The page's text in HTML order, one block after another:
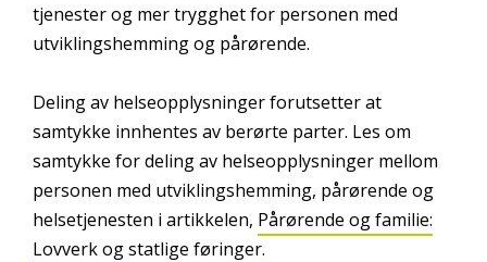
tjenester og mer trygghet for personen med
utviklingshemming og pårørende.
Deling av helseopplysninger forutsetter at
samtykke innhentes av berørte parter. Les om
samtykke for deling av helseopplysninger mellom
personen med utviklingshemming, pårørende og
helsetjenesten i artikkelen, Pårørende og familie:
Lovverk og statlige føringer.